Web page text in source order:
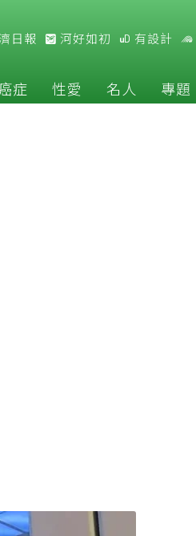
日報 河好如初 有設計
症 性愛 名人 專題